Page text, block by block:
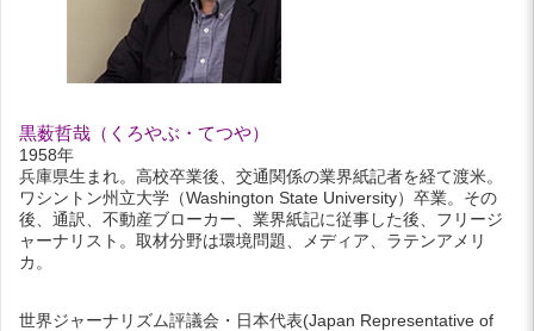
黒薮哲哉（くろやぶ・てつや）
1958年
兵庫県生まれ。高校卒業後、交通関係の業界紙記者を経て渡米。
ワシントン州立大学（Washington State University）卒業。その
後、通訳、不動産ブローカー、業界紙記に従事した後、フリージ
ャーナリスト。取材分野は環境問題、メディア、ラテンアメリ
カ。
世界ジャーナリズム評議会・日本代表(Japan Representative of